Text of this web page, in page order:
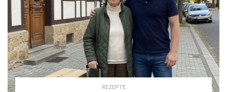
REZEPTE